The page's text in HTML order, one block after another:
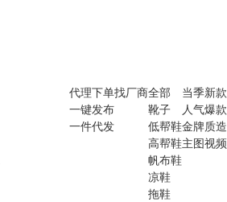
当季新款
人气爆款
金牌质造
主图视频
全部
靴子
低帮鞋
高帮鞋
帆布鞋
凉鞋
拖鞋
找厂商
代理下单
一键发布
一件代发